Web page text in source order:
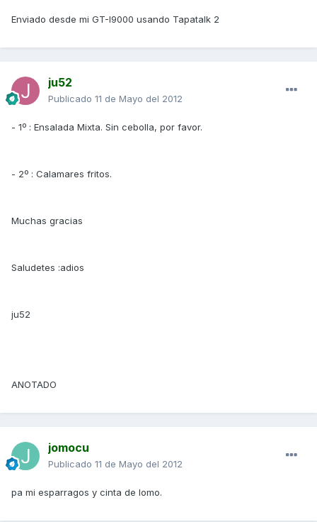
Enviado desde mi GT-I9000 usando Tapatalk 2
ju52
Publicado 11 de Mayo del 2012
- 1º : Ensalada Mixta. Sin cebolla, por favor.
- 2º : Calamares fritos.
Muchas gracias
Saludetes :adios
ju52
ANOTADO
jomocu
Publicado 11 de Mayo del 2012
pa mi esparragos y cinta de lomo.